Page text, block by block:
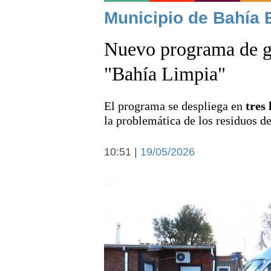
Noticias
Deportes
Economía y campo
Municipio de Bahía
Nuevo programa de
"Bahía Limpia"
El programa se despliega en tres
la problemática de los residuos
10:51 | 19/05/2026